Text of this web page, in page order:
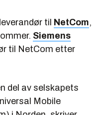
til NetCom,
Siemens
til NetCom etter
del av selskapets
Mobile